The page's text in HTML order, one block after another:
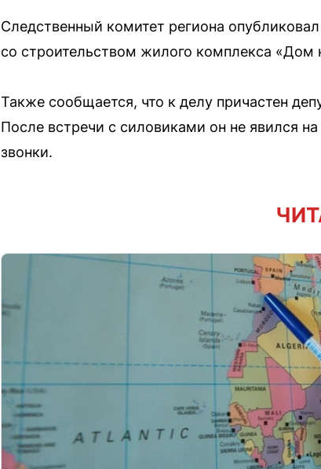
Следственный комитет региона
со строительством жилого комплекса «Дом
Также сообщается, что к делу причастен
После встречи с силовиками он не явился
звонки.